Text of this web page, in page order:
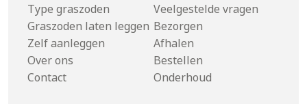
Type graszoden
Graszoden laten leggen
Zelf aanleggen
Over ons
Contact
Veelgestelde vragen
Bezorgen
Afhalen
Bestellen
Onderhoud